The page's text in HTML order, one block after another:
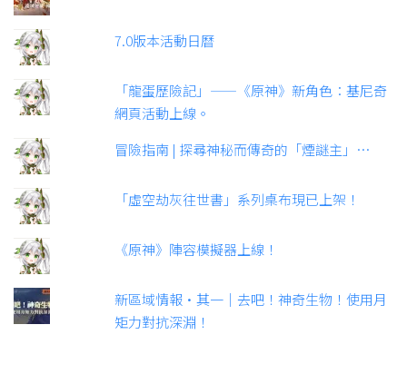
7.0版本活動日曆
「龍蛋歷險記」——《原神》新角色：基尼奇
網頁活動上線。
冒險指南 | 探尋神秘而傳奇的「煙謎主」…
「虛空劫灰往世書」系列桌布現已上架！
《原神》陣容模擬器上線！
新區域情報•其一｜去吧！神奇生物！使用月
矩力對抗深淵！